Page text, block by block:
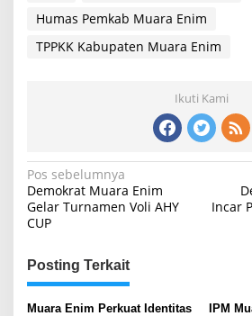
Humas Pemkab Muara Enim
TPPKK Kabupaten Muara Enim
Ikuti Kami
Navigasi
pos
Pos sebelumnya
Demokrat Muara Enim
Gelar Turnamen Voli AHY
CUP
Incar
Posting Terkait
Muara Enim Perkuat Identitas
IPM